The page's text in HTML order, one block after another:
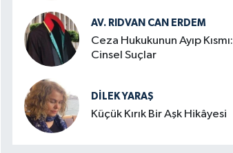
AV. RIDVAN CAN ERDEM
Ceza Hukukunun Ayıp Kısmı:
Cinsel Suçlar
DILEK YARAŞ
Küçük Kırık Bir Aşk Hikâyesi